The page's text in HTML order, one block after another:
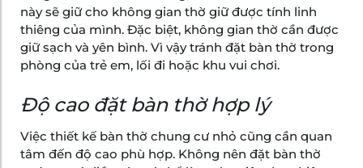
này sẽ giữ cho không gian thờ giữ được tính linh
thiêng của mình. Đặc biệt, không gian thờ cần được
giữ sạch và yên bình. Vì vậy tránh đặt bàn thờ trong
phòng của trẻ em, lối đi hoặc khu vui chơi.
Độ cao đặt bàn thờ hợp lý
Việc thiết kế bàn thờ chung cư nhỏ cũng cần quan
tâm đến độ cao phù hợp. Không nên đặt bàn thờ